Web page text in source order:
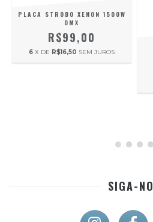
PLACA STROBO XENON 1500W
DMX
R$99,00
6 X DE R$16,50 SEM JUROS
SIGA-